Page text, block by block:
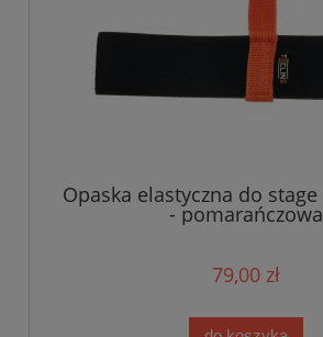
Opaska elastyczna do stage
- pomarańczowa
79,00 zł